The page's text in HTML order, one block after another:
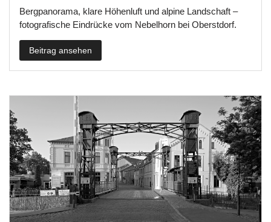
Bergpanorama, klare Höhenluft und alpine Landschaft –
fotografische Eindrücke vom Nebelhorn bei Oberstdorf.
Beitrag ansehen